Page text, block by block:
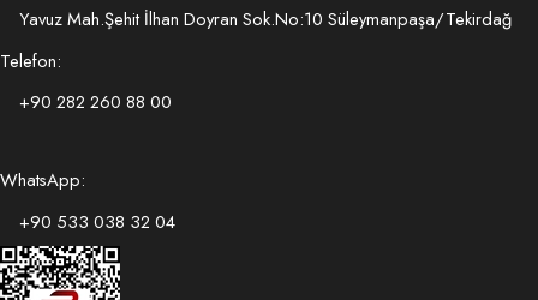
Yavuz Mah.Şehit İlhan Doyran Sok.No:10 Süleymanpaşa/Tekirdağ
Telefon:
+90 282 260 88 00
WhatsApp:
+90 533 038 32 04